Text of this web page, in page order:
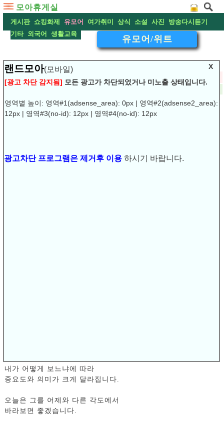
모아휴게실
게시판 쇼킹화제 유모어 여가취미 상식 소설 사진 방송다시듣기
기타 외국어 생활교육
X
랜드모아(모바일)
[광고 차단 감지됨] 모든 광고가 차단되었거나 미노출 상태입니다.
영역별 높이: 영역#1(adsense_area): 0px | 영역#2(adsense2_area):
12px | 영역#3(no-id): 12px | 영역#4(no-id): 12px
유모어/위트
▽"다른 각도로 바라보기 "
URL복사
▶
"다른 각도로 바라보기 "
가장 아름답게 보이는
내가 어떻게 보느냐에 따라
중요도와 의미가 크게 달라집니다.
오늘은 그를 어제와 다른 각도에서
바라보면 좋겠습니다.